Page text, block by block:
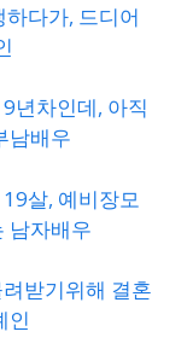
하다가, 드디어
년차인데, 아직
남배우
살, 예비장모
남자배우
받기위해 결혼
인